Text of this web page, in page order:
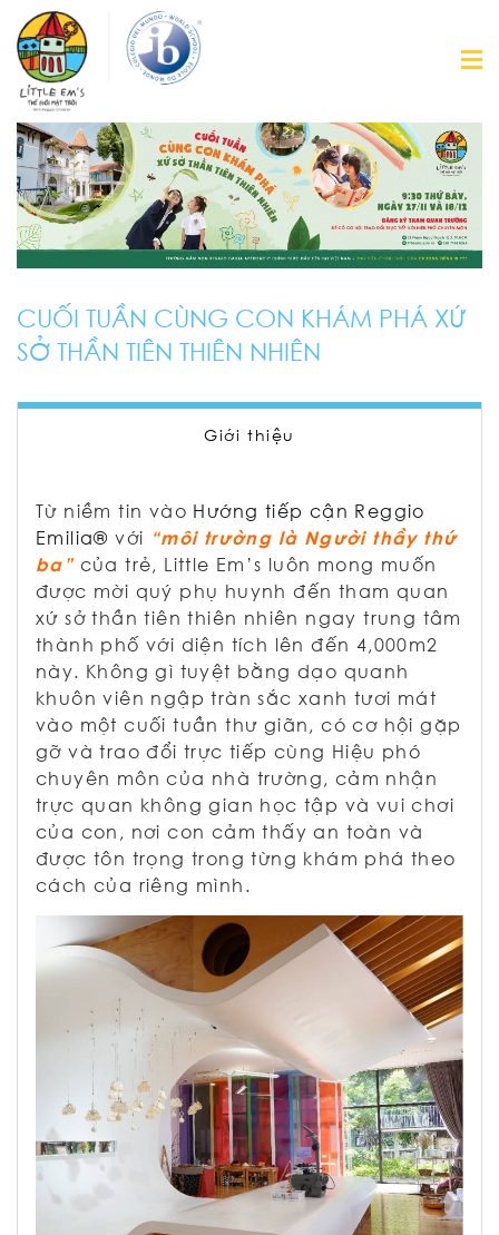
CUỐI TUẦN CÙNG CON KHÁM PHÁ XỨ
SỞ THẦN TIÊN THIÊN NHIÊN
Giới thiệu
Từ niềm tin vào Hướng tiếp cận Reggio
Emilia® với “môi trường là Người thầy thứ
ba”của trẻ, Little Em’s luôn mong muốn
được mời quý phụ huynh đến tham quan
xứ sở thần tiên thiên nhiên ngay trung tâm
thành phố với diện tích lên đến 4,000m2
này. Không gì tuyệt bằng dạo quanh
khuôn viên ngập tràn sắc xanh tươi mát
vào một cuối tuần thư giãn, có cơ hội gặp
gỡ và trao đổi trực tiếp cùng Hiệu phó
chuyên môn của nhà trường, cảm nhận
trực quan không gian học tập và vui chơi
của con, nơi con cảm thấy an toàn và
được tôn trọng trong từng khám phá theo
cách của riêng mình.